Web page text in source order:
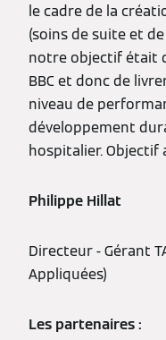
le cadre de la
(soins de suite et
notre objectif était
BBC et donc de
niveau de
développement
hospitalier. Objectif
Philippe Hillat
Directeur - Gérant
Appliquées)
Les partenaires :